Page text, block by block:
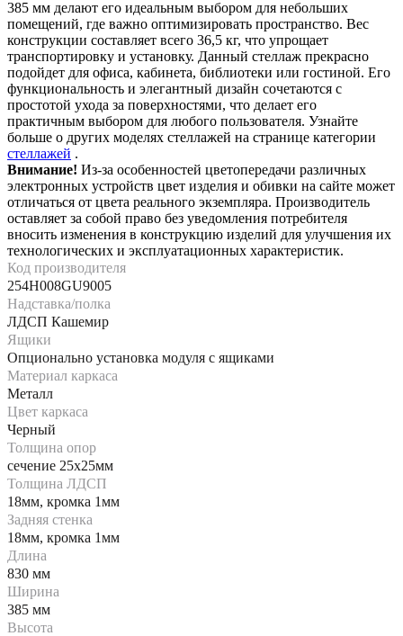
385 мм делают его идеальным выбором для небольших
помещений, где важно оптимизировать пространство. Вес
конструкции составляет всего 36,5 кг, что упрощает
транспортировку и установку. Данный стеллаж прекрасно
подойдет для офиса, кабинета, библиотеки или гостиной. Его
функциональность и элегантный дизайн сочетаются с
простотой ухода за поверхностями, что делает его
практичным выбором для любого пользователя. Узнайте
больше о других моделях стеллажей на странице категории
стеллажей .
Внимание! Из-за особенностей цветопередачи различных
электронных устройств цвет изделия и обивки на сайте может
отличаться от цвета реального экземпляра. Производитель
оставляет за собой право без уведомления потребителя
вносить изменения в конструкцию изделий для улучшения их
технологических и эксплуатационных характеристик.
Код производителя
254H008GU9005
Надставка/полка
ЛДСП Кашемир
Ящики
Опционально установка модуля с ящиками
Материал каркаса
Металл
Цвет каркаса
Черный
Толщина опор
сечение 25х25мм
Толщина ЛДСП
18мм, кромка 1мм
Задняя стенка
18мм, кромка 1мм
Длина
830 мм
Ширина
385 мм
Высота